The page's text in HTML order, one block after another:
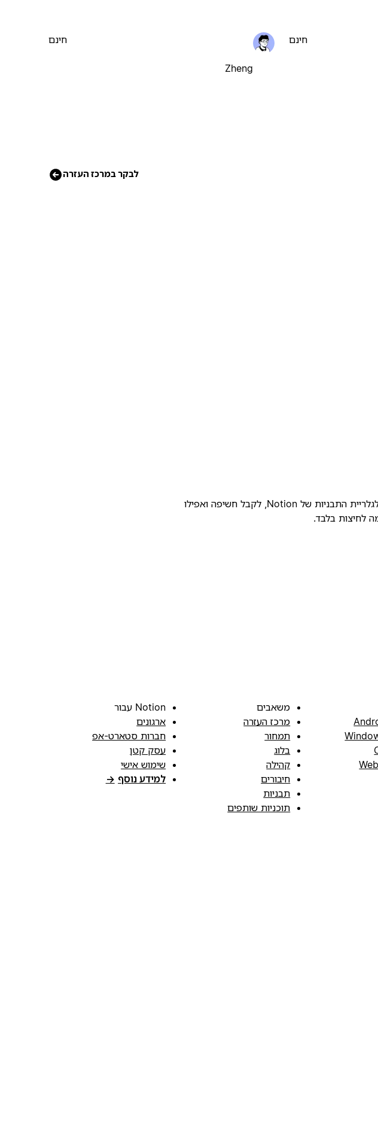
חינם
Zheng
חינם
לבקר במרכז העזרה
להעלות את התבנית שלכם לגלריית התבניות של Notion, לקבל חשיפה ואפילו
לחיצות בלבד.
משאבים
מרכז העזרה
תמחור
בלוג
קהילה
חיבורים
תבניות
תוכניות שותפים
Notion עבור
ארגונים
חברות סטארט-אפ
עסק קטן
שימוש אישי
למידע נוסף →